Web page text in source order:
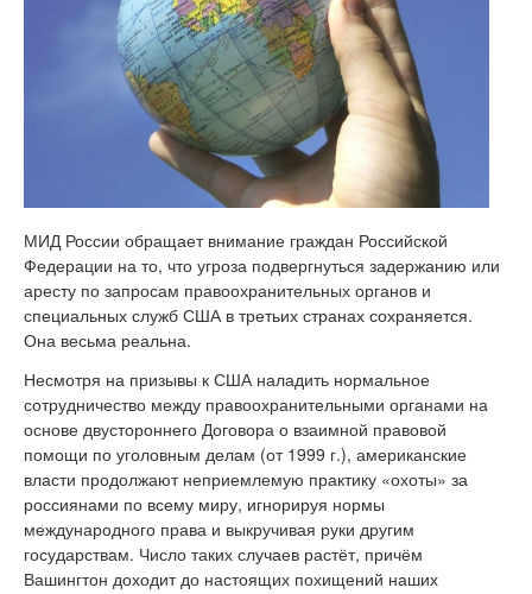
МИД России обращает внимание граждан Российской
Федерации на то, что угроза подвергнуться задержанию или
аресту по запросам правоохранительных органов и
специальных служб США в третьих странах сохраняется.
Она весьма реальна.
Несмотря на призывы к США наладить нормальное
сотрудничество между правоохранительными органами на
основе двустороннего Договора о взаимной правовой
помощи по уголовным делам (от 1999 г.), американские
власти продолжают неприемлемую практику «охоты» за
россиянами по всему миру, игнорируя нормы
международного права и выкручивая руки другим
государствам. Число таких случаев растёт, причём
Вашингтон доходит до настоящих похищений наших